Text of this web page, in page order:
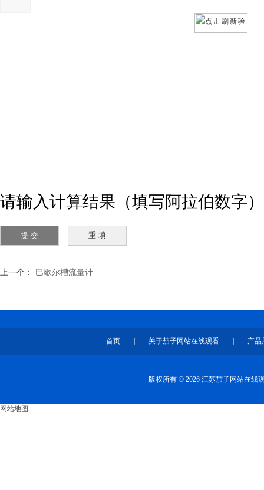
请输入计算结果（填写阿拉伯数字
上一个： 巴歇尔槽流量计
首页 关于茄子网站在线观看 产品
版权所有 © 2026 江苏茄子网站在线
网站地图